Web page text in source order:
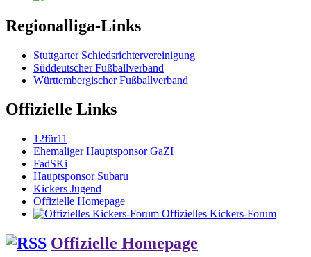
Regionalliga-Links
Stuttgarter Schiedsrichtervereinigung
Süddeutscher Fußballverband
Württembergischer Fußballverband
Offizielle Links
12für11
Ehemaliger Hauptsponsor GaZI
FadSKi
Hauptsponsor Subaru
Kickers Jugend
Offizielle Homepage
Offizielles Kickers-Forum
Offizielle Homepage